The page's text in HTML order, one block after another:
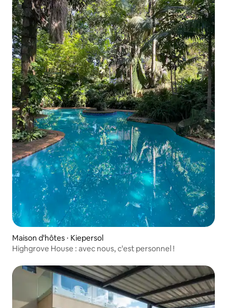
Maison d'hôtes ⋅ Kiepersol
Highgrove House : avec nous, c'est personnel !